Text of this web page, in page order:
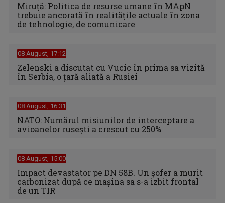
Miruță: Politica de resurse umane în MApN
trebuie ancorată în realitățile actuale în zona
de tehnologie, de comunicare
08 August, 17:12
Zelenski a discutat cu Vucic în prima sa vizită
în Serbia, o ţară aliată a Rusiei
08 August, 16:31
NATO: Numărul misiunilor de interceptare a
avioanelor ruseşti a crescut cu 250%
08 August, 15:00
Impact devastator pe DN 58B. Un șofer a murit
carbonizat după ce mașina sa s-a izbit frontal
de un TIR